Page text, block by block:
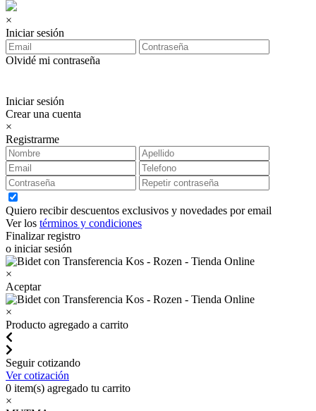
×
Iniciar sesión
Olvidé mi contraseña
Iniciar sesión
Crear una cuenta
×
Registrarme
Quiero recibir descuentos exclusivos y novedades por email
Ver los términos y condiciones
Finalizar registro
o iniciar sesión
×
Aceptar
×
Producto agregado a carrito
Seguir cotizando
Ver cotización
0 item(s) agregado tu carrito
×